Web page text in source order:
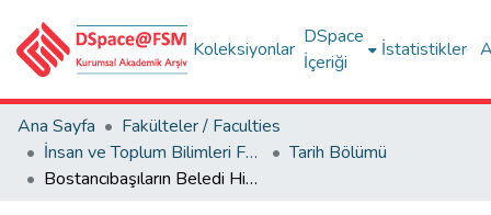
Koleksiyonlar
DSpace
İçeriği
İstatistikler
Ana Sayfa
Fakülteler / Faculties
İnsan ve Toplum Bilimleri Fakültesi / Faculty of Humanities and Social Sciences
Tarih Bölümü
Bostancıbaşıların Beledi Hizmetleri ve Bostancıbaşı Defterlerinin İstanbul'un Toponimisi Bakımından Değeri